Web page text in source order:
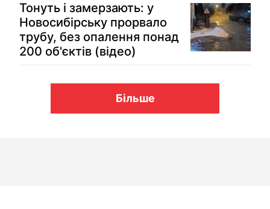
Тонуть і замерзають: у
Новосибірську прорвало
трубу, без опалення понад
200 об'єктів (відео)
Більше